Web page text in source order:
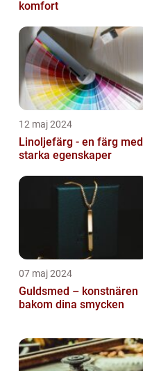
komfort
12 maj 2024
Linoljefärg - en färg med
starka egenskaper
07 maj 2024
Guldsmed – konstnären
bakom dina smycken